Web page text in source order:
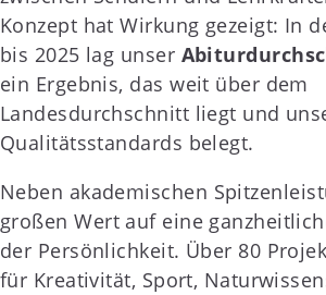
Konzept hat Wirkung gezeigt: In
bis 2025 lag unser
ein Ergebnis, das weit über dem
Landesdurchschnitt liegt und
Qualitätsstandards belegt.
Neben akademischen
großen Wert auf eine
der Persönlichkeit. Über 80
für Kreativität, Sport,